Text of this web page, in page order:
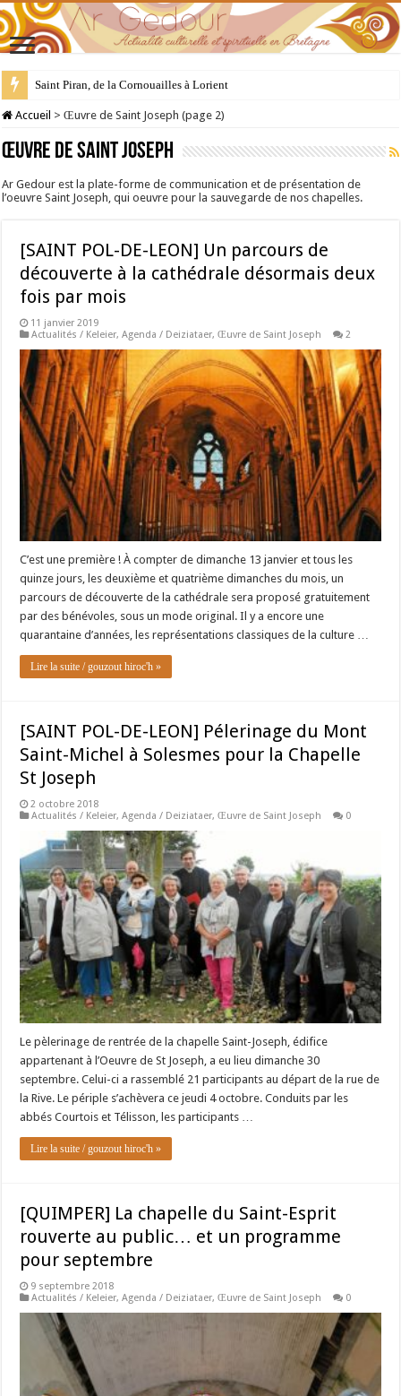
28 juillet : Saint Samson de Dol, père de la Bretagne chrétienne
Accueil > Œuvre de Saint Joseph (page 2)
Œuvre de Saint Joseph
Ar Gedour est la plate-forme de communication et de présentation de
l’oeuvre Saint Joseph, qui oeuvre pour la sauvegarde de nos chapelles.
[SAINT POL-DE-LEON] Un parcours de
découverte à la cathédrale désormais deux
fois par mois
11 janvier 2019
Actualités / Keleier,Agenda / Deiziataer,Œuvre de Saint Joseph 2
C’est une première ! À compter de dimanche 13 janvier et tous les
quinze jours, les deuxième et quatrième dimanches du mois, un
parcours de découverte de la cathédrale sera proposé gratuitement
par des bénévoles, sous un mode original. Il y a encore une
quarantaine d’années, les représentations classiques de la culture …
Lire la suite / gouzout hiroc'h »
[SAINT POL-DE-LEON] Pélerinage du Mont
Saint-Michel à Solesmes pour la Chapelle
St Joseph
2 octobre 2018
Actualités / Keleier,Agenda / Deiziataer,Œuvre de Saint Joseph 0
Le pèlerinage de rentrée de la chapelle Saint-Joseph, édifice
appartenant à l’Oeuvre de St Joseph, a eu lieu dimanche 30
septembre. Celui-ci a rassemblé 21 participants au départ de la rue de
la Rive. Le périple s’achèvera ce jeudi 4 octobre. Conduits par les
abbés Courtois et Télisson, les participants …
Lire la suite / gouzout hiroc'h »
[QUIMPER] La chapelle du Saint-Esprit
rouverte au public… et un programme
pour septembre
9 septembre 2018
Actualités / Keleier,Agenda / Deiziataer,Œuvre de Saint Joseph 0